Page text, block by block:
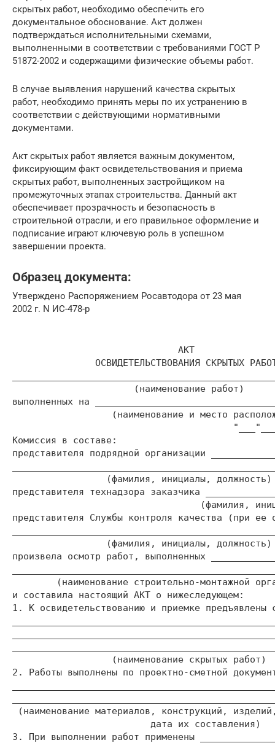
скрытых работ, необходимо обеспечить его
документальное обоснование. Акт должен
подтверждаться исполнительными схемами,
выполненными в соответствии с требованиями ГОСТ Р
51872-2002 и содержащими физические объемы работ.
В случае выявления нарушений качества скрытых
работ, необходимо принять меры по их устранению в
соответствии с действующими нормативными
документами.
Акт скрытых работ является важным документом,
фиксирующим факт освидетельствования и приема
скрытых работ, выполненных застройщиком на
промежуточных этапах строительства. Данный акт
обеспечивает прозрачность и безопасность в
строительной отрасли, и его правильное оформление и
подписание играют ключевую роль в успешном
завершении проекта.
Образец документа:
Утверждено Распоряжением Росавтодора от 23 мая
2002 г. N ИС-478-р
                              АКТ
ОСВИДЕТЕЛЬСТВОВАНИЯ СКРЫТЫХ
                      (наименование работ)
выполненных на
(наименование и место
Комиссия в составе:
представителя подрядной организации
                 (фамилия, инициалы, должность)
представителя технадзора заказчика
(фамилия,
представителя Службы контроля качества (при ее
                 (фамилия, инициалы, должность)
произвела осмотр работ, выполненных
(наименование строительно-монтажной
и составила настоящий АКТ о нижеследующем:
1. К освидетельствованию и приемке предъявлены
                  (наименование скрытых работ)
2. Работы выполнены по проектно-сметной
(наименование материалов, конструкций,
                         дата их составления)
3. При выполнении работ применены